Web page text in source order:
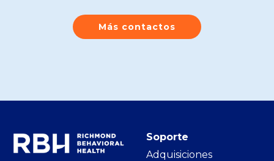
Más contactos
Soporte
Adquisiciones